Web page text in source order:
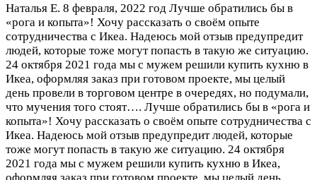
Наталья Е. 8 февраля, 2022 год Лучше обратились бы в
«рога и копыта»! Хочу рассказать о своём опыте
сотрудничества с Икеа. Надеюсь мой отзыв предупредит
людей, которые тоже могут попасть в такую же ситуацию.
24 октября 2021 года мы с мужем решили купить кухню в
Икеа, оформляя заказ при готовом проекте, мы целый
день провели в торговом центре в очередях, но подумали,
что мучения того стоят…. Лучше обратились бы в «рога и
копыта»! Хочу рассказать о своём опыте сотрудничества с
Икеа. Надеюсь мой отзыв предупредит людей, которые
тоже могут попасть в такую же ситуацию. 24 октября
2021 года мы с мужем решили купить кухню в Икеа,
оформляя заказ при готовом проекте, мы целый день